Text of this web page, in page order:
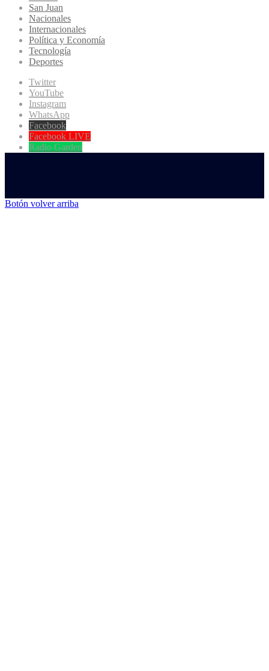
San Juan
Nacionales
Internacionales
Política y Economía
Tecnología
Deportes
Twitter
YouTube
Instagram
WhatsApp
Facebook
Facebook LIVE
Radio Garden
Botón volver arriba